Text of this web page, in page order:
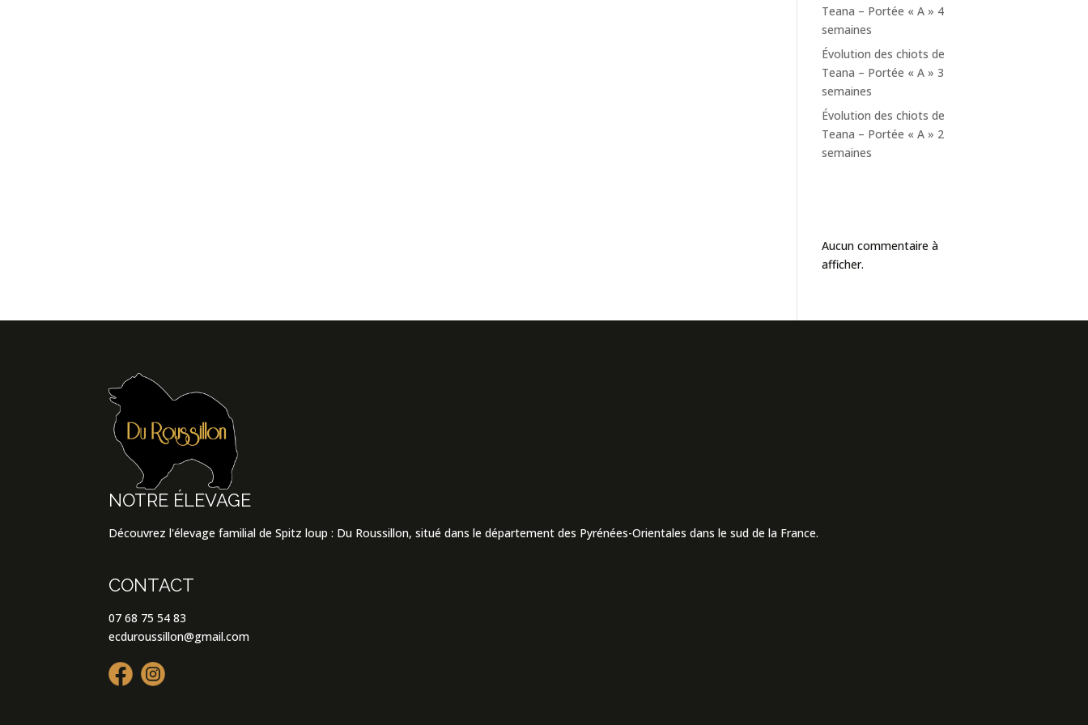
Teana – Portée « A » 4
semaines
Évolution des chiots de
Teana – Portée « A » 3
semaines
Évolution des chiots de
Teana – Portée « A » 2
semaines
Aucun commentaire à
afficher.
NOTRE ÉLEVAGE
Découvrez l'élevage familial de Spitz loup : Du Roussillon, situé dans le département des Pyrénées-Orientales dans le sud de la France.
CONTACT
07 68 75 54 83
ecduroussillon@gmail.com